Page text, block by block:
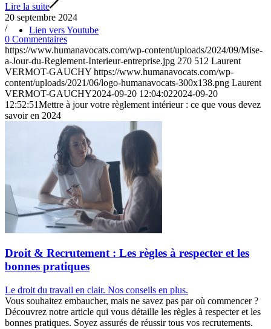
Lien vers Youtube
Lire la suite
20 septembre 2024
/
0 Commentaires
https://www.humanavocats.com/wp-content/uploads/2024/09/Mise-
a-Jour-du-Reglement-Interieur-entreprise.jpg 270 512 Laurent
VERMOT-GAUCHY https://www.humanavocats.com/wp-
content/uploads/2021/06/logo-humanavocats-300x138.png Laurent
VERMOT-GAUCHY2024-09-20 12:04:022024-09-20
12:52:51Mettre à jour votre règlement intérieur : ce que vous devez
savoir en 2024
Droit & Recrutement : Les règles à respecter et les
bonnes pratiques
Le droit du travail en clair. Nos conseils en plus.
Vous souhaitez embaucher, mais ne savez pas par où commencer ?
Découvrez notre article qui vous détaille les règles à respecter et les
bonnes pratiques. Soyez assurés de réussir tous vos recrutements.